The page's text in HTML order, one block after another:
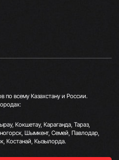
по всему Казахстану и России.
Кокшетау, Караганда, Тараз,
Шымкент, Семей, Павлодар,
Костанай, Кызылорда.